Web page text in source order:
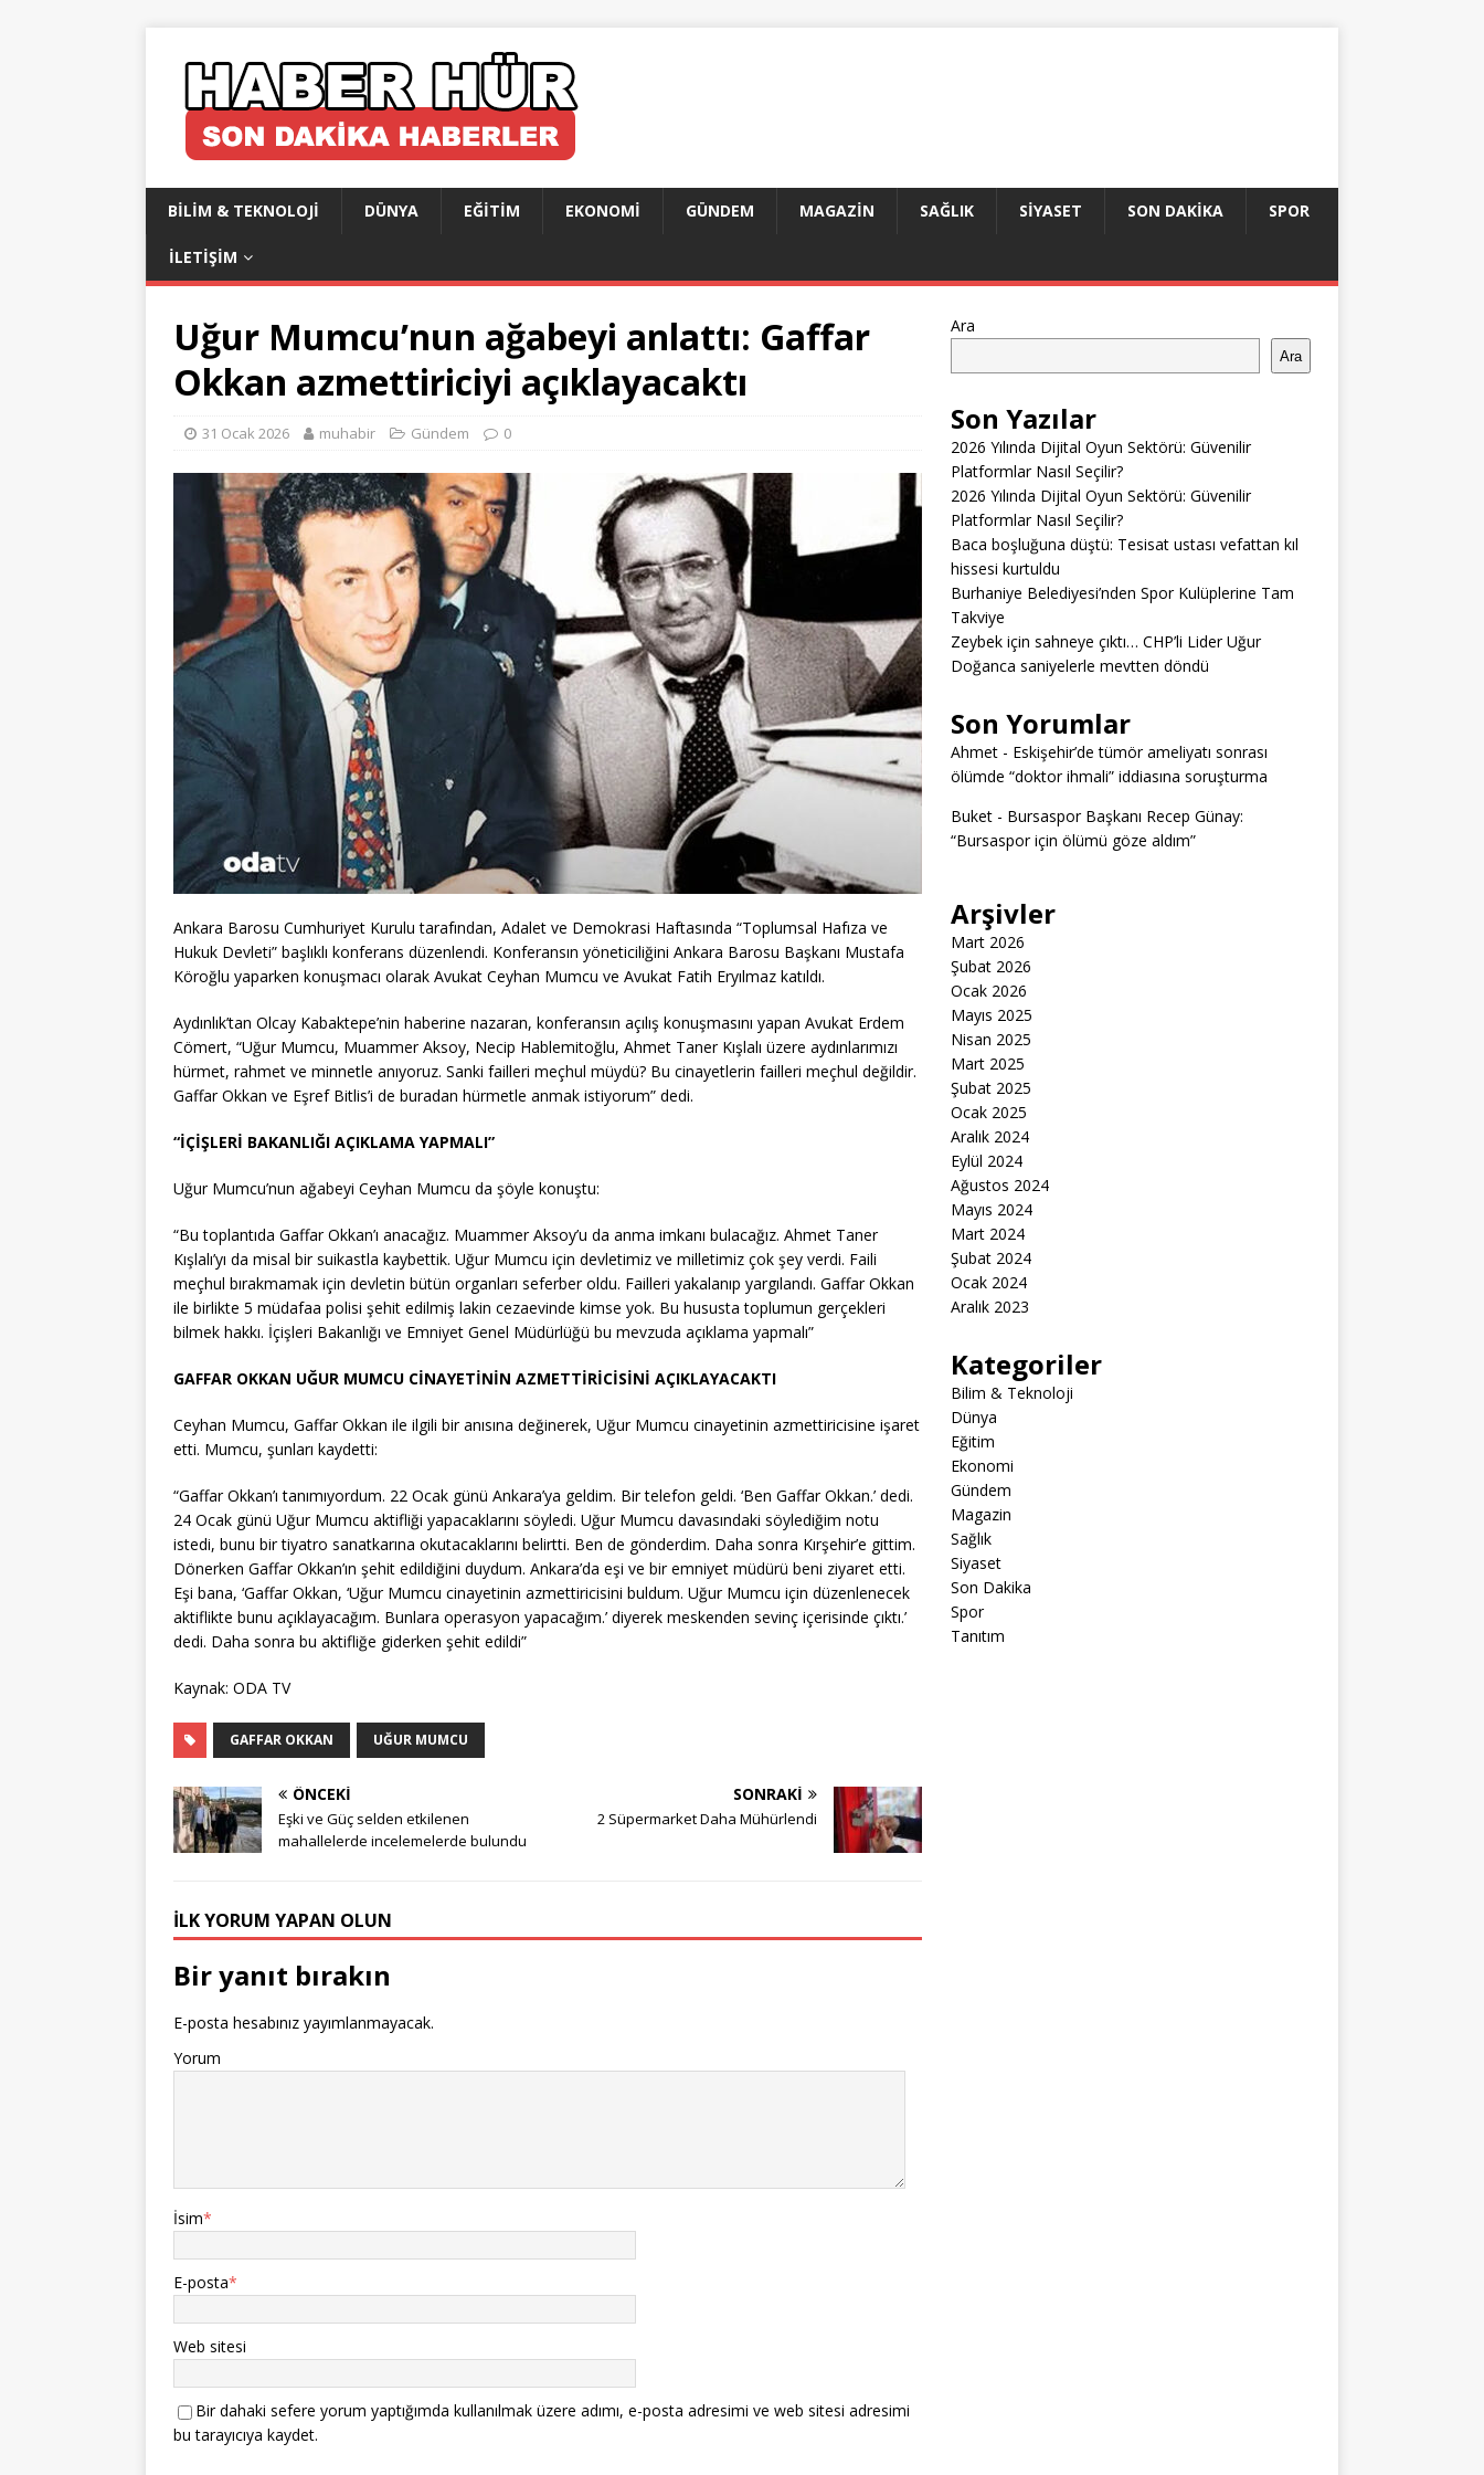
BILIM & TEKNOLOJI DÜNYA EĞITIM EKONOMI GÜNDEM MAGAZIN SAĞLIK SIYASET SON DAKIKA SPOR
İLETIŞIM
Uğur Mumcu’nun ağabeyi anlattı: Gaffar
Okkan azmettiriciyi açıklayacaktı
31 Ocak 2026 muhabir Gündem 0
Ankara Barosu Cumhuriyet Kurulu tarafından, Adalet ve Demokrasi Haftasında “Toplumsal Hafıza ve
Hukuk Devleti” başlıklı konferans düzenlendi. Konferansın yöneticiliğini Ankara Barosu Başkanı Mustafa
Köroğlu yaparken konuşmacı olarak Avukat Ceyhan Mumcu ve Avukat Fatih Eryılmaz katıldı.
Aydınlık’tan Olcay Kabaktepe’nin haberine nazaran, konferansın açılış konuşmasını yapan Avukat Erdem
Cömert, “Uğur Mumcu, Muammer Aksoy, Necip Hablemitoğlu, Ahmet Taner Kışlalı üzere aydınlarımızı
hürmet, rahmet ve minnetle anıyoruz. Sanki failleri meçhul müydü? Bu cinayetlerin failleri meçhul değildir.
Gaffar Okkan ve Eşref Bitlis’i de buradan hürmetle anmak istiyorum” dedi.
“İÇİŞLERİ BAKANLIĞI AÇIKLAMA YAPMALI”
Uğur Mumcu’nun ağabeyi Ceyhan Mumcu da şöyle konuştu:
“Bu toplantıda Gaffar Okkan’ı anacağız. Muammer Aksoy’u da anma imkanı bulacağız. Ahmet Taner
Kışlalı’yı da misal bir suikastla kaybettik. Uğur Mumcu için devletimiz ve milletimiz çok şey verdi. Faili
meçhul bırakmamak için devletin bütün organları seferber oldu. Failleri yakalanıp yargılandı. Gaffar Okkan
ile birlikte 5 müdafaa polisi şehit edilmiş lakin cezaevinde kimse yok. Bu hususta toplumun gerçekleri
bilmek hakkı. İçişleri Bakanlığı ve Emniyet Genel Müdürlüğü bu mevzuda açıklama yapmalı”
GAFFAR OKKAN UĞUR MUMCU CİNAYETİNİN AZMETTİRİCİSİNİ AÇIKLAYACAKTI
Ceyhan Mumcu, Gaffar Okkan ile ilgili bir anısına değinerek, Uğur Mumcu cinayetinin azmettiricisine işaret
etti. Mumcu, şunları kaydetti:
“Gaffar Okkan’ı tanımıyordum. 22 Ocak günü Ankara’ya geldim. Bir telefon geldi. ‘Ben Gaffar Okkan.’ dedi.
24 Ocak günü Uğur Mumcu aktifliği yapacaklarını söyledi. Uğur Mumcu davasındaki söylediğim notu
istedi, bunu bir tiyatro sanatkarına okutacaklarını belirtti. Ben de gönderdim. Daha sonra Kırşehir’e gittim.
Dönerken Gaffar Okkan’ın şehit edildiğini duydum. Ankara’da eşi ve bir emniyet müdürü beni ziyaret etti.
Eşi bana, ‘Gaffar Okkan, ‘Uğur Mumcu cinayetinin azmettiricisini buldum. Uğur Mumcu için düzenlenecek
aktiflikte bunu açıklayacağım. Bunlara operasyon yapacağım.’ diyerek meskenden sevinç içerisinde çıktı.’
dedi. Daha sonra bu aktifliğe giderken şehit edildi”
Kaynak: ODA TV
GAFFAR OKKAN UĞUR MUMCU
ÖNCEKI
Eşki ve Güç selden etkilenen
mahallelerde incelemelerde bulundu
SONRAKI
2 Süpermarket Daha Mühürlendi
İLK YORUM YAPAN OLUN
Bir yanıt bırakın
E-posta hesabınız yayımlanmayacak.
Yorum
İsim*
E-posta*
Web sitesi
Bir dahaki sefere yorum yaptığımda kullanılmak üzere adımı, e-posta adresimi ve web sitesi adresimi
bu tarayıcıya kaydet.
Ara
Ara
Son Yazılar
2026 Yılında Dijital Oyun Sektörü: Güvenilir
Platformlar Nasıl Seçilir?
2026 Yılında Dijital Oyun Sektörü: Güvenilir
Platformlar Nasıl Seçilir?
Baca boşluğuna düştü: Tesisat ustası vefattan kıl
hissesi kurtuldu
Burhaniye Belediyesi’nden Spor Kulüplerine Tam
Takviye
Zeybek için sahneye çıktı… CHP’li Lider Uğur
Doğanca saniyelerle mevtten döndü
Son Yorumlar
Ahmet- Eskişehir’de tümör ameliyatı sonrası
ölümde “doktor ihmali” iddiasına soruşturma
Buket- Bursaspor Başkanı Recep Günay:
“Bursaspor için ölümü göze aldım”
Arşivler
Mart 2026
Şubat 2026
Ocak 2026
Mayıs 2025
Nisan 2025
Mart 2025
Şubat 2025
Ocak 2025
Aralık 2024
Eylül 2024
Ağustos 2024
Mayıs 2024
Mart 2024
Şubat 2024
Ocak 2024
Aralık 2023
Kategoriler
Bilim & Teknoloji
Dünya
Eğitim
Ekonomi
Gündem
Magazin
Sağlık
Siyaset
Son Dakika
Spor
Tanıtım